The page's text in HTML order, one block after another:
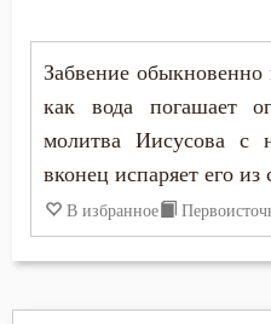
Искушение
Молитва
Мысли
Забвение
как вода погашает
молитва Иисусова с
вконец испаряет его из
В избранное